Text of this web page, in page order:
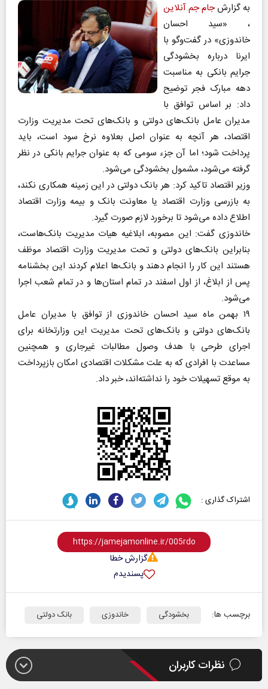
به گزارشجام جم آنلاین
، «سید احسان
خاندوزی» در گفت‌وگو با
ایرنا درباره بخشودگی
جرایم بانکی به مناسبت
دهه مبارک فجر توضیح
داد: بر اساس توافق با
مدیران عامل بانک‌های دولتی و بانک‌های تحت مدیریت وزارت
اقتصاد، هر آنچه به عنوان اصل بعلاوه نرخ سود است، باید
پرداخت شود؛ اما آن جزء سومی که به عنوان جرایم بانکی در نظر
گرفته می‌شود، مشمول بخشودگی می‌شود.
وزیر اقتصاد تاکید کرد: هر بانک دولتی در این زمینه همکاری نکند،
به بازرسی وزارت اقتصاد یا معاونت بانک و بیمه وزارت اقتصاد
اطلاع داده می‌شود تا برخورد لازم صورت گیرد.
خاندوزی گفت: این مصوبه، ابلاغیه هیات مدیریت بانک‌هاست،
بنابراین بانک‌های دولتی و تحت مدیریت وزارت اقتصاد موظف
هستند این کار را انجام دهند و بانک‌ها اعلام کردند این بخشنامه
پس از ابلاغ، از اول اسفند در تمام استان‌ها و در تمام شعب اجرا
می‌شود.
۱۹ بهمن ماه سید احسان خاندوزی از توافق با مدیران عامل
بانک‌های دولتی و بانک‌های تحت مدیریت این وزارتخانه برای
اجرای طرحی با هدف وصول مطالبات غیرجاری و همچنین
مساعدت با افرادی که به علت مشکلات اقتصادی امکان بازپرداخت
به موقع تسهیلات خود را نداشته‌اند، خبر داد.
اشتراک گذاری :
گزارش خطا
پسندیدم
برچسب ها: بخشودگی خاندوزی بانک دولتی
نظرات کاربران